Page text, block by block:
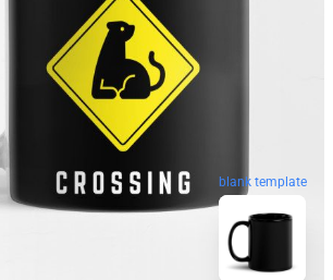
blank template